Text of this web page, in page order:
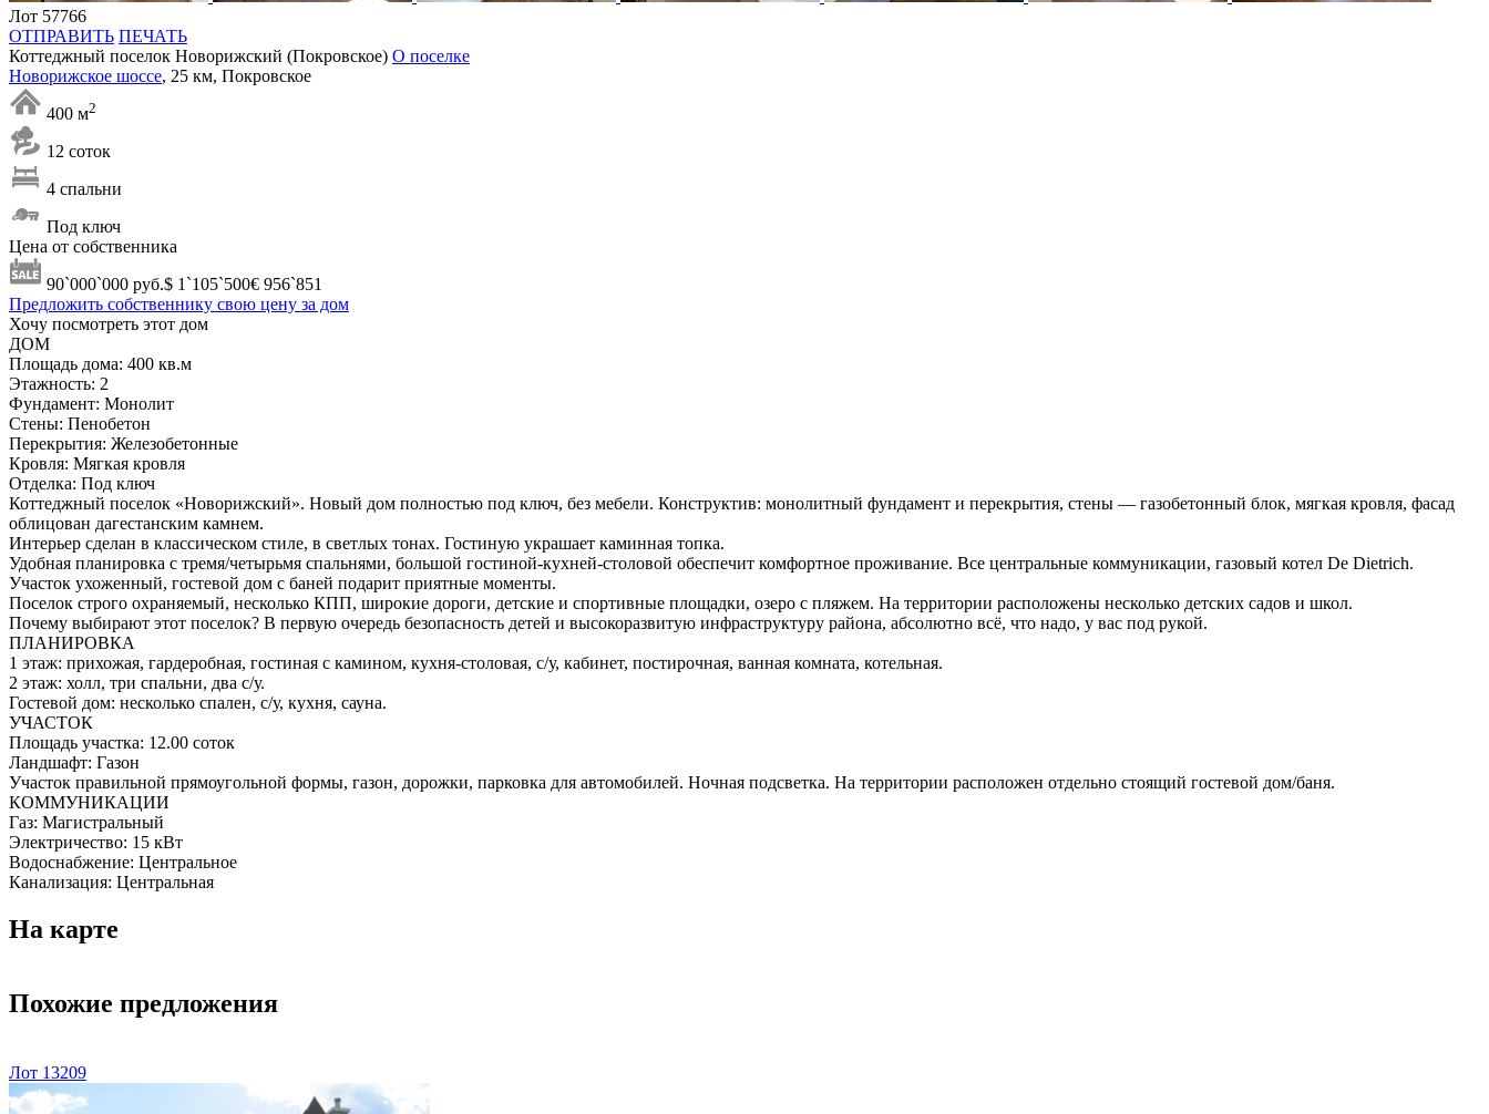
Лот 57766
ОТПРАВИТЬ ПЕЧАТЬ
Коттеджный поселок Новорижский (Покровское) О поселке
Новорижское шоссе, 25 км, Покровское
400 м2
12 соток
4 спальни
Под ключ
Цена от собственника
90`000`000 руб.$ 1`105`500€ 956`851
Предложить собственнику свою цену за дом
Хочу посмотреть этот дом
ДОМ
Площадь дома: 400 кв.м
Этажность: 2
Фундамент: Монолит
Стены: Пенобетон
Перекрытия: Железобетонные
Кровля: Мягкая кровля
Отделка: Под ключ
Коттеджный поселок «Новорижский». Новый дом полностью под ключ, без мебели. Конструктив: монолитный фундамент и перекрытия, стены — газобетонный блок, мягкая кровля, фасад
облицован дагестанским камнем.
Интерьер сделан в классическом стиле, в светлых тонах. Гостиную украшает каминная топка.
Удобная планировка с тремя/четырьмя спальнями, большой гостиной-кухней-столовой обеспечит комфортное проживание. Все центральные коммуникации, газовый котел De Dietrich.
Участок ухоженный, гостевой дом с баней подарит приятные моменты.
Поселок строго охраняемый, несколько КПП, широкие дороги, детские и спортивные площадки, озеро с пляжем. На территории расположены несколько детских садов и школ.
Почему выбирают этот поселок? В первую очередь безопасность детей и высокоразвитую инфраструктуру района, абсолютно всё, что надо, у вас под рукой.
ПЛАНИРОВКА
1 этаж: прихожая, гардеробная, гостиная с камином, кухня-столовая, с/у, кабинет, постирочная, ванная комната, котельная.
2 этаж: холл, три спальни, два с/у.
Гостевой дом: несколько спален, с/у, кухня, сауна.
УЧАСТОК
Площадь участка: 12.00 соток
Ландшафт: Газон
Участок правильной прямоугольной формы, газон, дорожки, парковка для автомобилей. Ночная подсветка. На территории расположен отдельно стоящий гостевой дом/баня.
КОММУНИКАЦИИ
Газ: Магистральный
Электричество: 15 кВт
Водоснабжение: Центральное
Канализация: Центральная
На карте
Похожие предложения
Лот 13209